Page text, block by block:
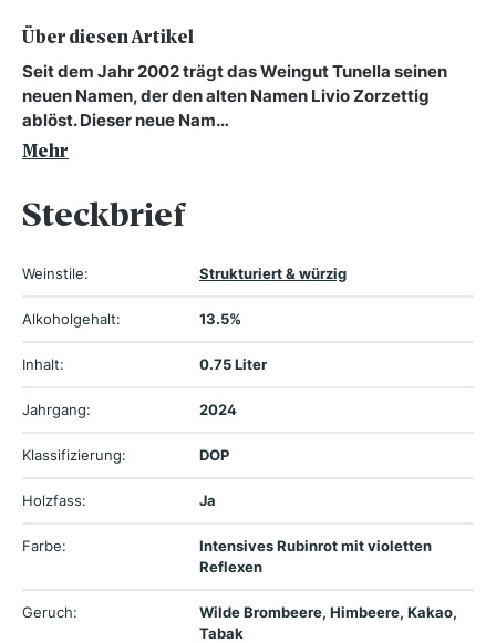
Über diesen Artikel
Seit dem Jahr 2002 trägt das Weingut Tunella seinen
neuen Namen, der den alten Namen Livio Zorzettig
ablöst. Dieser neue Nam…
Mehr
Steckbrief
Weinstile: Strukturiert & würzig
Alkoholgehalt: 13.5%
Inhalt: 0.75 Liter
Jahrgang: 2024
Klassifizierung: DOP
Holzfass: Ja
Farbe:
Intensives Rubinrot mit violetten
Reflexen
Geruch:
Wilde Brombeere, Himbeere, Kakao,
Tabak